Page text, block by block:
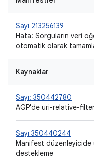
Sayı 213256139
Hata: Sorguların veri
otomatik olarak
Kaynaklar
Sayı: 350442780
AGP'de uri-relative-
Sayı 350440244
Manifest
destekleme